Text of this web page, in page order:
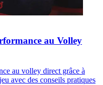
au Volley
au volley direct grâce à
avec des conseils pratiques